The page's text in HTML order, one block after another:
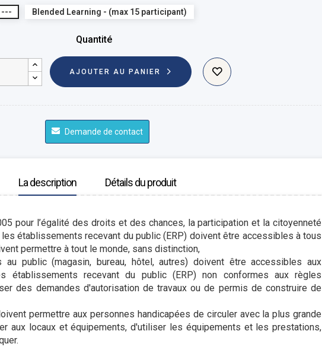
--- Blended Learning - (max 15 participant)
Quantité
AJOUTER AU PANIER
Demande de contact
La description Détails du produit
pour l’égalité des droits et des chances, la participation et la citoyenneté
établissements recevant du public (ERP) doivent être accessibles à tous
permettre à tout le monde, sans distinction,
au public (magasin, bureau, hôtel, autres) doivent être accessibles aux
établissements recevant du public (ERP) non conformes aux règles
des demandes d'autorisation de travaux ou de permis de construire de
permettre aux personnes handicapées de circuler avec la plus grande
aux locaux et équipements, d'utiliser les équipements et les prestations,